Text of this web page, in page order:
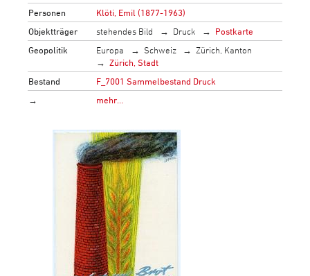
Personen
Klöti, Emil (1877-1963)
Objektträger
stehendes Bild Druck
Postkarte
Geopolitik
Europa Schweiz
Zürich, Kanton
Zürich, Stadt
Bestand
F_7001 Sammelbestand Druck
→
mehr…